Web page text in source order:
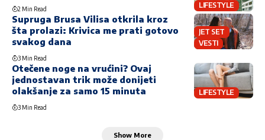
LIFESTYLE
2 Min Read
JET SET
VESTI
Supruga Brusa Vilisa otkrila kroz
šta prolazi: Krivica me prati gotovo
svakog dana
3 Min Read
LIFESTYLE
Otečene noge na vrućini? Ovaj
jednostavan trik može donijeti
olakšanje za samo 15 minuta
3 Min Read
Show More